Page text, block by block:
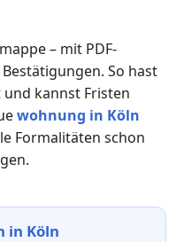
– mit PDF-
So hast
kannst Fristen
wohnung in Köln
Formalitäten schon
in Köln